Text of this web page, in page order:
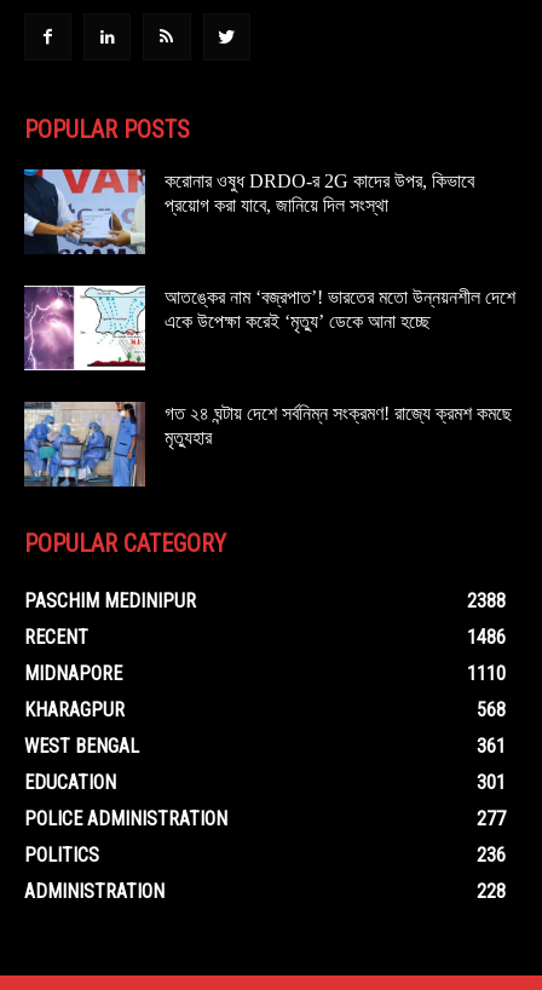
POPULAR POSTS
করোনার ওষুধ DRDO-র 2G কাদের উপর, কিভাবে
প্রয়োগ করা যাবে, জানিয়ে দিল সংস্থা
আতঙ্কের নাম ‘বজ্রপাত’! ভারতের মতো উন্নয়নশীল দেশে
একে উপেক্ষা করেই ‘মৃত্যু’ ডেকে আনা হচ্ছে
গত ২৪ ঘন্টায় দেশে সর্বনিম্ন সংক্রমণ! রাজ্যে ক্রমশ কমছে
মৃত্যুহার
POPULAR CATEGORY
PASCHIM MEDINIPUR
2388
RECENT
1486
MIDNAPORE
1110
KHARAGPUR
568
WEST BENGAL
361
EDUCATION
301
POLICE ADMINISTRATION
277
POLITICS
236
ADMINISTRATION
228